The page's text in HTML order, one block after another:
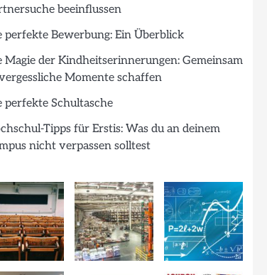
beeinflussen
perfekte Bewerbung: Ein Überblick
Magie der Kindheitserinnerungen: Gemeinsam
Momente schaffen
perfekte Schultasche
Tipps für Erstis: Was du an deinem
nicht verpassen solltest